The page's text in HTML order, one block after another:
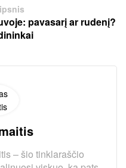
pavasarį ar rudenį?
– šio tinklaraščio